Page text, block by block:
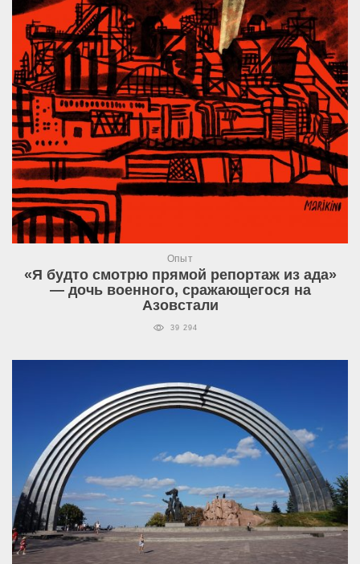
Опыт
«Я будто смотрю прямой репортаж из ада»
— дочь военного, сражающегося на
Азовстали
39 294